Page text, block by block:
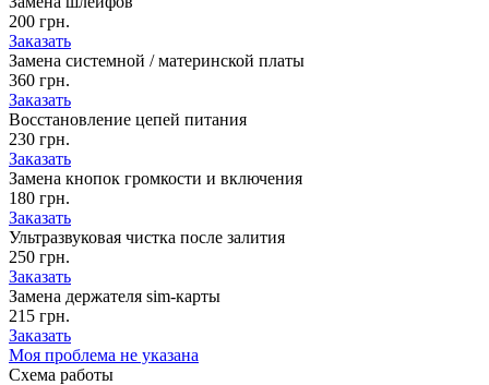
200 грн.
Заказать
Замена системной / материнской платы
360 грн.
Заказать
Восстановление цепей питания
230 грн.
Заказать
Замена кнопок громкости и включения
180 грн.
Заказать
Ультразвуковая чистка после залития
250 грн.
Заказать
Замена держателя sim-карты
215 грн.
Заказать
Моя проблема не указана
Схема работы